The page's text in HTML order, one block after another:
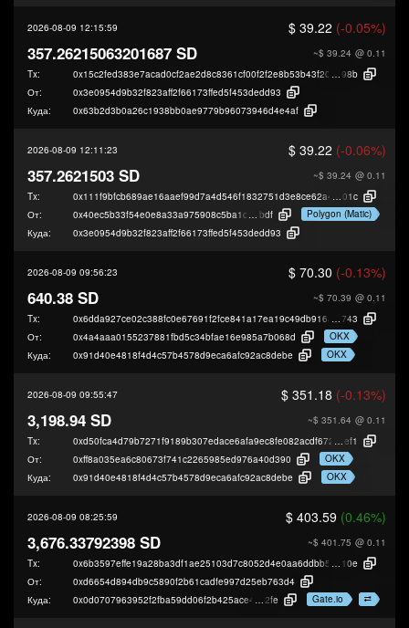
2026-08-09 12:15:59 $ 39.22 (-0.05%)
~$ 39.24 @ 0.11
357.26215063201687 SD
Tx: 0x15c2fed383e7acad0cf2ae2d8c8361cf00f2f2e8b53b43f2063b8f1822133
98b
От:
0x3e0954d9b32f823aff2f66173ffed5f453dedd93
Куда:
0x63b2d3b0a26c1938bb0ae9779b96073946d4e4af
2026-08-09 12:11:23 $ 39.22 (-0.06%)
~$ 39.24 @ 0.11
357.2621503 SD
Tx: 0x111f9bfcb689ae16aaef99d7a4d546f1832751d3e8ce62a423468a59fc227
01c
От:
0x40ec5b33f54e0e8a33a975908c5ba1c14e5bb
bdf
Polygon (Matic)
Куда:
0x3e0954d9b32f823aff2f66173ffed5f453dedd93
2026-08-09 09:56:23 $ 70.30 (-0.13%)
~$ 70.39 @ 0.11
640.38 SD
Tx: 0x6dda927ce02c388fc0e67691f2fce841a17ea19c49db916a3adcce788d024
743
От:
0x4a4aaa0155237881fbd5c34bfae16e985a7b068d
OKX
Куда:
0x91d40e4818f4d4c57b4578d9eca6afc92ac8debe OKX
2026-08-09 09:55:47 $ 351.18 (-0.13%)
~$ 351.64 @ 0.11
3,198.94 SD
Tx: 0xd50fca4d79b7271f9189b307edace6afa9ec8fe082acdf6727daee2c39e8e
ef1
От:
0xff8a035ea6c80673f741c2265985ed976a40d390
OKX
Куда:
0x91d40e4818f4d4c57b4578d9eca6afc92ac8debe OKX
2026-08-09 08:25:59 $ 403.59 (0.46%)
~$ 401.75 @ 0.11
3,676.33792398 SD
Tx: 0x6b3597effe19a28ba3df1ae25103d7c8052d4e0aa6ddbb5a76cd293b525c3
10e
От:
0xd6654d894db9c5890f2b61cadfe997d25eb763d4
Куда:
0x0d0707963952f2fba59dd06f2b425ace40b49
2fe Gate.io